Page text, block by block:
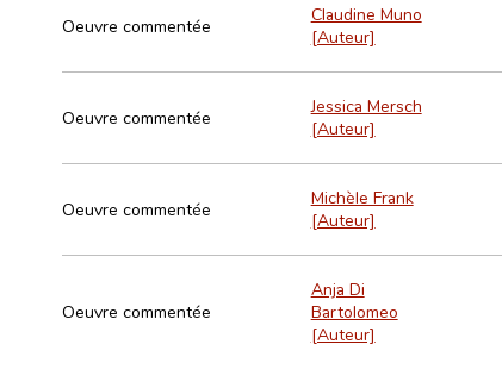
Oeuvre commentée
Claudine Muno
[Auteur]
Oeuvre commentée
Jessica Mersch
[Auteur]
Oeuvre commentée
Michèle Frank
[Auteur]
Oeuvre commentée
Anja Di
Bartolomeo
[Auteur]